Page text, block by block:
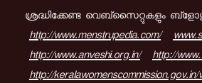
ശ്രദ്ധിക്കേണ്ട വെബ്സൈറ്റുകളും
http://www.menstrupedia.com/
http://www.anveshi.org.in/
http://
http://